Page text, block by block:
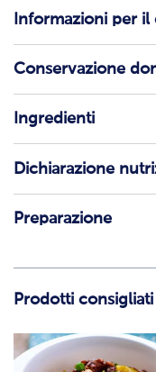
Informazioni per
Conservazione
Ingredienti
Dichiarazione
Preparazione
Prodotti consigliati